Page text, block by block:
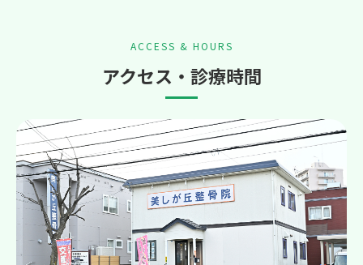
ACCESS & HOURS
アクセス・診療時間